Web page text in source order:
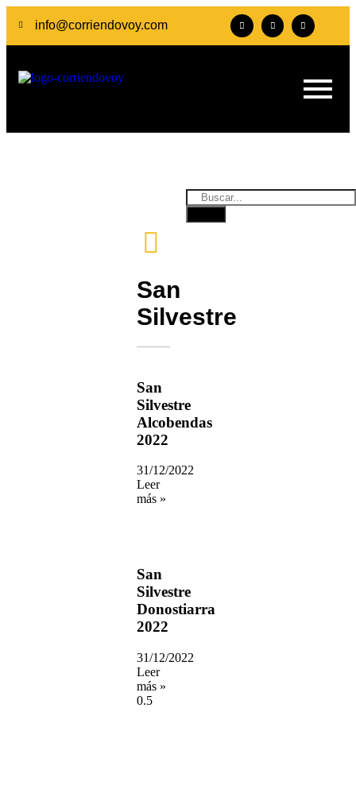
info@corriendovoy.com
San
Silvestre
San
Silvestre
Alcobendas
2022
31/12/2022
Leer
más »
San
Silvestre
Donostiarra
2022
31/12/2022
Leer
más »